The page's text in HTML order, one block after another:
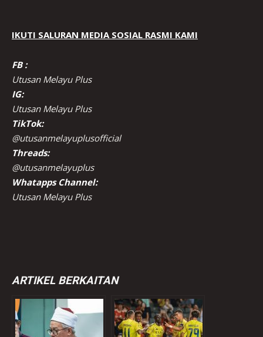
IKUTI SALURAN MEDIA SOSIAL RASMI KAMI
FB :
Utusan Melayu Plus
IG:
Utusan Melayu Plus
TikTok:
@utusanmelayuplusofficial
Threads:
@utusanmelayuplus
Whatapps Channel:
Utusan Melayu Plus
ARTIKEL BERKAITAN